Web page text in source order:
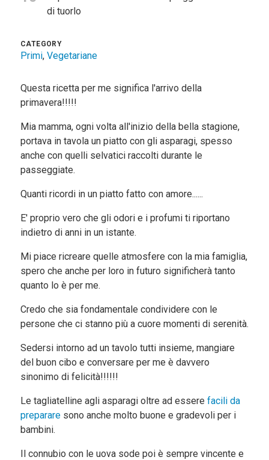
di tuorlo
CATEGORY
Primi, Vegetariane
Questa ricetta per me significa l'arrivo della
primavera!!!!!
Mia mamma, ogni volta all'inizio della bella stagione,
portava in tavola un piatto con gli asparagi, spesso
anche con quelli selvatici raccolti durante le
passeggiate.
Quanti ricordi in un piatto fatto con amore......
E' proprio vero che gli odori e i profumi ti riportano
indietro di anni in un istante.
Mi piace ricreare quelle atmosfere con la mia famiglia,
spero che anche per loro in futuro significherà tanto
quanto lo è per me.
Credo che sia fondamentale condividere con le
persone che ci stanno più a cuore momenti di serenità.
Sedersi intorno ad un tavolo tutti insieme, mangiare
del buon cibo e conversare per me è davvero
sinonimo di felicità!!!!!!
Le tagliatelline agli asparagi oltre ad essere facili da
prepararesono anche molto buone e gradevoli per i
bambini.
Il connubio con le uova sode poi è sempre vincente e